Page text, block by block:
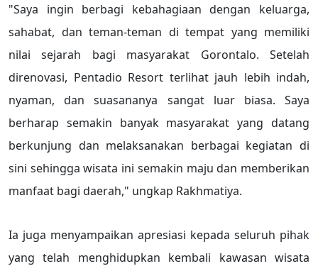
"Saya ingin berbagi kebahagiaan dengan keluarga,
sahabat, dan teman-teman di tempat yang memiliki
nilai sejarah bagi masyarakat Gorontalo. Setelah
direnovasi, Pentadio Resort terlihat jauh lebih indah,
nyaman, dan suasananya sangat luar biasa. Saya
berharap semakin banyak masyarakat yang datang
berkunjung dan melaksanakan berbagai kegiatan di
sini sehingga wisata ini semakin maju dan memberikan
manfaat bagi daerah," ungkap Rakhmatiya.
Ia juga menyampaikan apresiasi kepada seluruh pihak
yang telah menghidupkan kembali kawasan wisata